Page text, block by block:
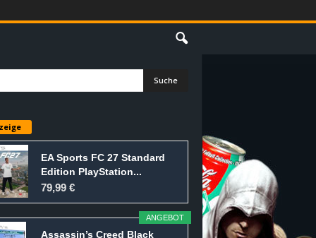
EA Sports FC 27 Standard
Edition PlayStation...
79,99 €
ANGEBOT
Assassin’s Creed Black